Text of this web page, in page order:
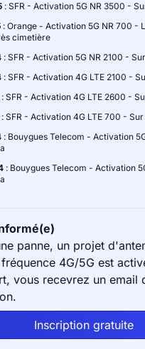
: SFR - Activation 5G NR 3500 -
: Orange - Activation 5G NR 700 -
cimetière
: SFR - Activation 5G NR 2100 -
: SFR - Activation 4G LTE 2100 -
: SFR - Activation 4G LTE 2600 -
: SFR - Activation 4G LTE 700 -
: Bouygues Telecom - Activation
: Bouygues Telecom - Activation
panne, un projet
4G/5G est
vous recevrez un email
Inscription gratuite